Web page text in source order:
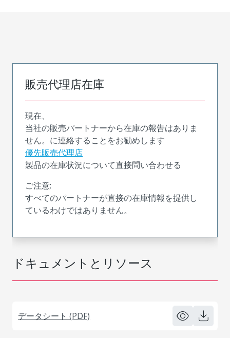
ドキュメントとリソース
データシート (PDF)
販売代理店在庫
現在、
当社の販売パートナーから在庫の報告はありま
せん。に連絡することをお勧めします
優先販売代理店
製品の在庫状況について直接問い合わせる
ご注意:
すべてのパートナーが直接の在庫情報を提供し
ているわけではありません。